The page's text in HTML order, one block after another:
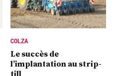
COLZA
Le succès de
l’implantation au strip-
till